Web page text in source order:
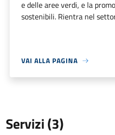
e delle aree verdi, e la
sostenibili. Rientra nel
VAI ALLA PAGINA
Servizi (3)